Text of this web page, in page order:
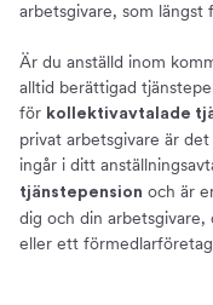
arbetsgivare, som längst
Är du anställd inom
alltid berättigad
för kollektivavtalade
privat arbetsgivare är
ingår i ditt
tjänstepension och är
dig och din arbetsgivare,
eller ett